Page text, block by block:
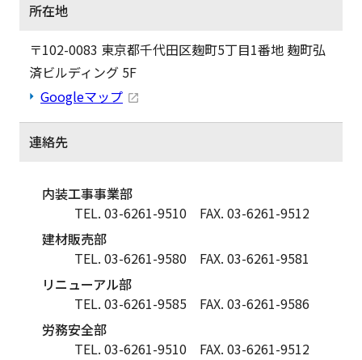
所在地
〒102-0083 東京都千代田区麹町5丁目1番地 麹町弘
済ビルディング 5F
Googleマップ
連絡先
内装工事事業部
TEL. 03-6261-9510 FAX. 03-6261-9512
建材販売部
TEL. 03-6261-9580 FAX. 03-6261-9581
リニューアル部
TEL. 03-6261-9585 FAX. 03-6261-9586
労務安全部
TEL. 03-6261-9510 FAX. 03-6261-9512